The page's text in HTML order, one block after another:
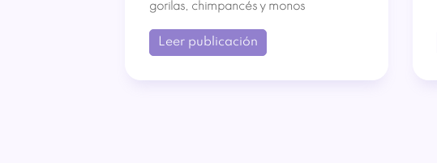
gorilas, chimpancés y monos
Leer publicación